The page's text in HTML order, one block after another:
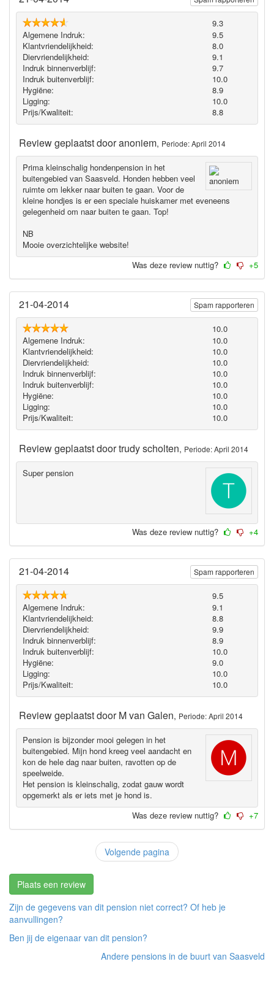
9.3
Algemene Indruk:
9.5
Klantvriendelijkheid:
8.0
Diervriendelijkheid:
9.1
Indruk binnenverblijf:
9.7
Indruk buitenverblijf:
10.0
Hygiëne‎:
8.9
Ligging:
10.0
Prijs/Kwaliteit:
8.8
Review geplaatst dooranoniem, Periode: April 2014
Prima kleinschalig hondenpension in het
buitengebied van Saasveld. Honden hebben veel
ruimte om lekker naar buiten te gaan. Voor de
kleine hondjes is er een speciale huiskamer met eveneens
gelegenheid om naar buiten te gaan. Top!
NB
Mooie overzichtelijke website!
Was deze review nuttig? +5
21-04-2014
10.0
Algemene Indruk:
10.0
Klantvriendelijkheid:
10.0
Diervriendelijkheid:
10.0
Indruk binnenverblijf:
10.0
Indruk buitenverblijf:
10.0
Hygiëne‎:
10.0
Ligging:
10.0
Prijs/Kwaliteit:
10.0
Review geplaatst doortrudy scholten, Periode: April 2014
Super pension
Spam rapporteren
Was deze review nuttig? +4
21-04-2014
9.5
Algemene Indruk:
9.1
Klantvriendelijkheid:
8.8
Diervriendelijkheid:
9.9
Indruk binnenverblijf:
8.9
Indruk buitenverblijf:
10.0
Hygiëne‎:
9.0
Ligging:
10.0
Prijs/Kwaliteit:
10.0
Review geplaatst doorM van Galen, Periode: April 2014
Pension is bijzonder mooi gelegen in het
buitengebied. Mijn hond kreeg veel aandacht en
kon de hele dag naar buiten, ravotten op de
speelweide.
Het pension is kleinschalig, zodat gauw wordt
opgemerkt als er iets met je hond is.
Spam rapporteren
Was deze review nuttig? +7
Volgende pagina
Plaats een review
Zijn de gegevens van dit pension niet correct? Of heb je
aanvullingen?
Ben jij de eigenaar van dit pension?
Andere pensions in de buurt van Saasveld